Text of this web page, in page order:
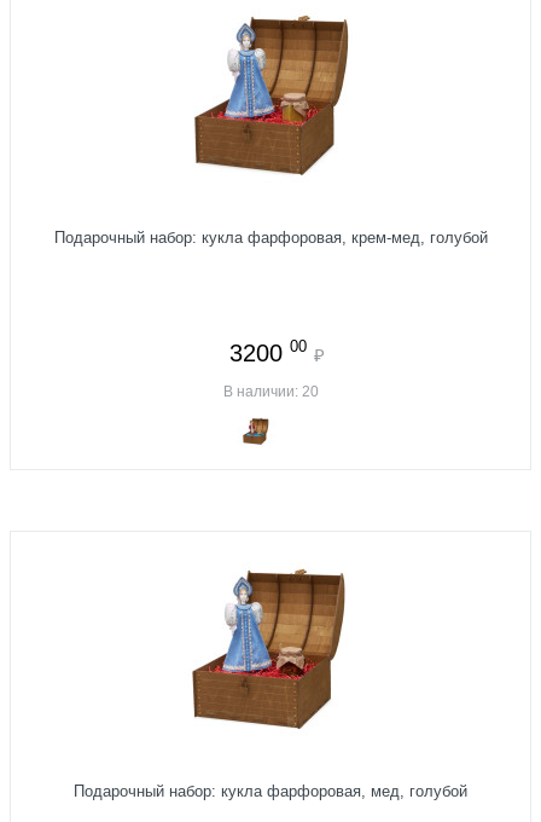
Подарочный набор: кукла фарфоровая, крем-мед, голубой
3200 00 ₽
В наличии: 20
Подарочный набор: кукла фарфоровая, мед, голубой